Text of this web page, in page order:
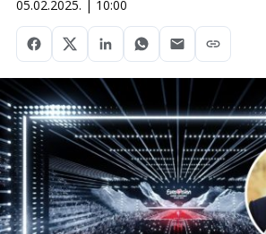
05.02.2025. | 10:00